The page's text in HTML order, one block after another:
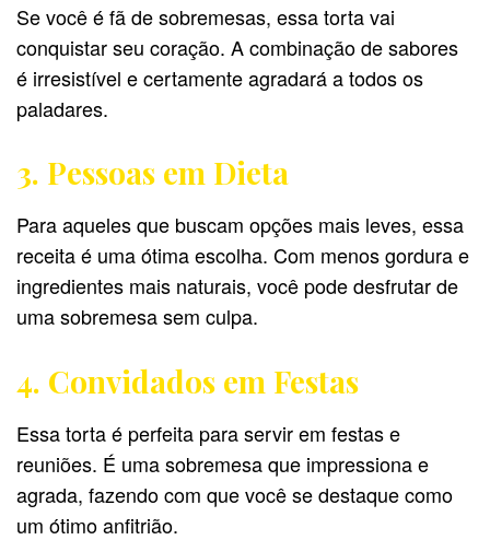
Se você é fã de sobremesas, essa torta vai
conquistar seu coração. A combinação de sabores
é irresistível e certamente agradará a todos os
paladares.
3. Pessoas em Dieta
Para aqueles que buscam opções mais leves, essa
receita é uma ótima escolha. Com menos gordura e
ingredientes mais naturais, você pode desfrutar de
uma sobremesa sem culpa.
4. Convidados em Festas
Essa torta é perfeita para servir em festas e
reuniões. É uma sobremesa que impressiona e
agrada, fazendo com que você se destaque como
um ótimo anfitrião.